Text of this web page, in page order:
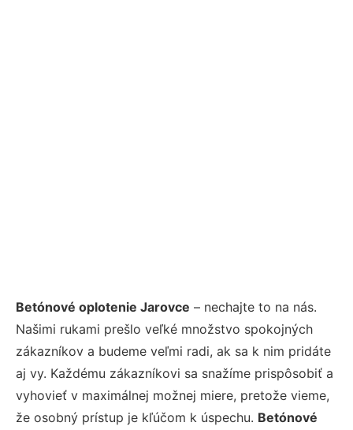
Betónové oplotenie Jarovce – nechajte to na nás.
Našimi rukami prešlo veľké množstvo spokojných
zákazníkov a budeme veľmi radi, ak sa k nim pridáte
aj vy. Každému zákazníkovi sa snažíme prispôsobiť a
vyhovieť v maximálnej možnej miere, pretože vieme,
že osobný prístup je kľúčom k úspechu. Betónové